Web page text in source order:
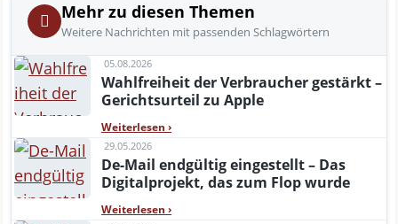
Mehr zu diesen Themen
Weitere Nachrichten mit passenden Schlagwörtern
05.08.2026
Wahlfreiheit der Verbraucher gestärkt –
Gerichtsurteil zu Apple
Weiterlesen ›
29.05.2026
De-Mail endgültig eingestellt – Das
Digitalprojekt, das zum Flop wurde
Weiterlesen ›